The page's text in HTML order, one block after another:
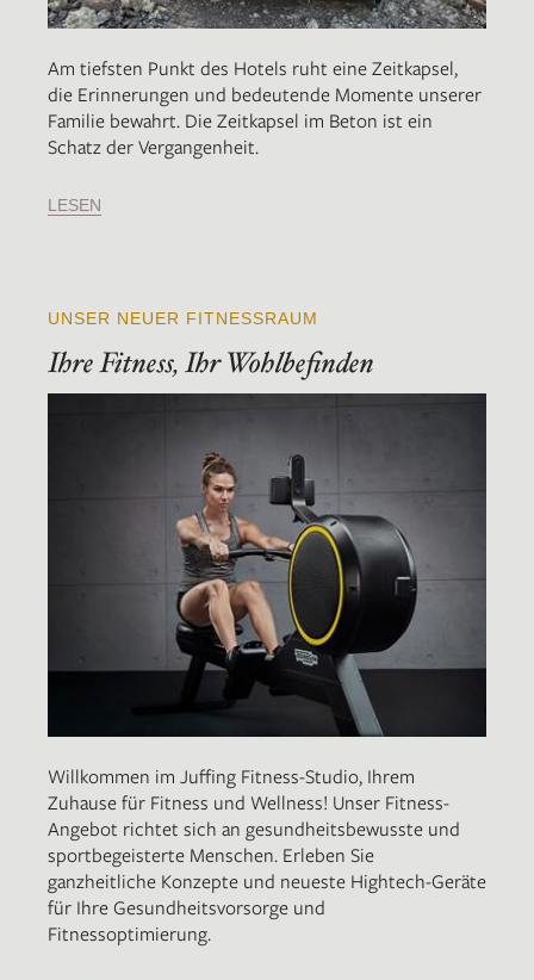
Am tiefsten Punkt des Hotels ruht eine Zeitkapsel,
die Erinnerungen und bedeutende Momente unserer
Familie bewahrt. Die Zeitkapsel im Beton ist ein
Schatz der Vergangenheit.
LESEN
UNSER NEUER FITNESSRAUM
Ihre Fitness, Ihr Wohlbefinden
Willkommen im Juffing Fitness-Studio, Ihrem
Zuhause für Fitness und Wellness! Unser Fitness-
Angebot richtet sich an gesundheitsbewusste und
sportbegeisterte Menschen. Erleben Sie
ganzheitliche Konzepte und neueste Hightech-Geräte
für Ihre Gesundheitsvorsorge und
Fitnessoptimierung.